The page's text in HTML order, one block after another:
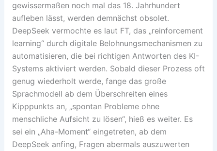
gewissermaßen noch mal das 18. Jahrhundert
aufleben lässt, werden demnächst obsolet.
DeepSeek vermochte es laut FT, das „reinforcement
learning“ durch digitale Belohnungsmechanismen zu
automatisieren, die bei richtigen Antworten des KI-
Systems aktiviert werden. Sobald dieser Prozess oft
genug wiederholt werde, fange das große
Sprachmodell ab dem Überschreiten eines
Kipppunkts an, „spontan Probleme ohne
menschliche Aufsicht zu lösen“, hieß es weiter. Es
sei ein „Aha-Moment“ eingetreten, ab dem
DeepSeek anfing, Fragen abermals auszuwerten